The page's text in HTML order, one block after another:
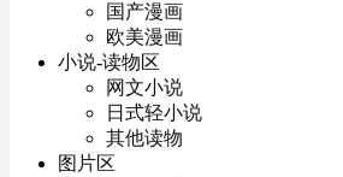
国产漫画
欧美漫画
小说-读物区
网文小说
日式轻小说
其他读物
图片区